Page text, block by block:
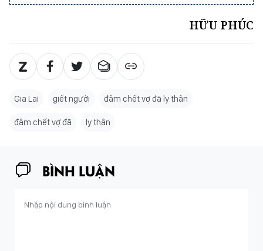
HỮU PHÚC
Gia Lai giết người đâm chết vợ đã ly thân
đâm chết vợ đã ly thân
BÌNH LUẬN